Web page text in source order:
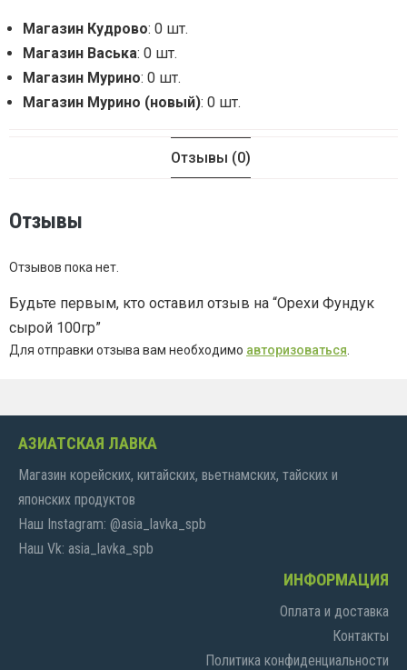
Магазин Кудрово: 0 шт.
Магазин Васька: 0 шт.
Магазин Мурино: 0 шт.
Магазин Мурино (новый): 0 шт.
Отзывы (0)
Отзывы
Отзывов пока нет.
Будьте первым, кто оставил отзыв на “Орехи Фундук
сырой 100гр”
Для отправки отзыва вам необходимо авторизоваться
АЗИАТСКАЯ ЛАВКА
Магазин корейских, китайских, вьетнамских, тайских и
японских продуктов
Наш Instagram: @asia_lavka_spb
Наш Vk: asia_lavka_spb
ИНФОРМАЦИЯ
Оплата и доставка
Контакты
Политика конфиденциальности